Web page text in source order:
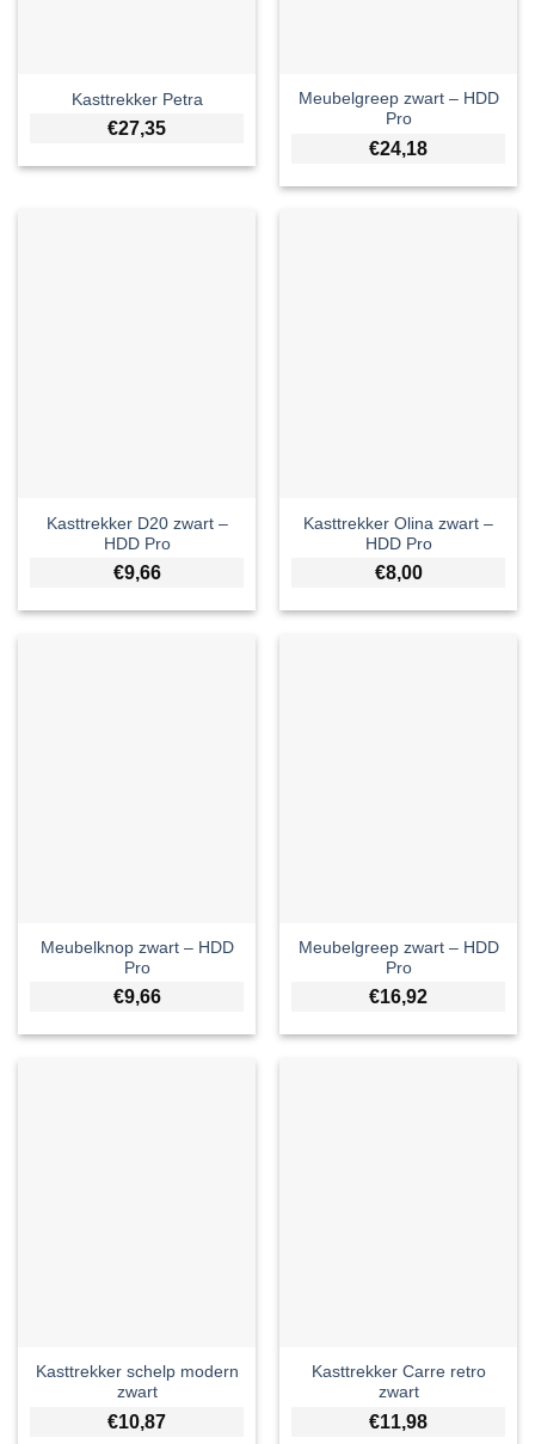
Kasttrekker Petra
€27,35
Meubelgreep zwart – HDD
Pro
€24,18
Kasttrekker D20 zwart –
HDD Pro
€9,66
Kasttrekker Olina zwart –
HDD Pro
€8,00
Meubelknop zwart – HDD
Pro
€9,66
Meubelgreep zwart – HDD
Pro
€16,92
Kasttrekker schelp modern
zwart
€10,87
Kasttrekker Carre retro
zwart
€11,98